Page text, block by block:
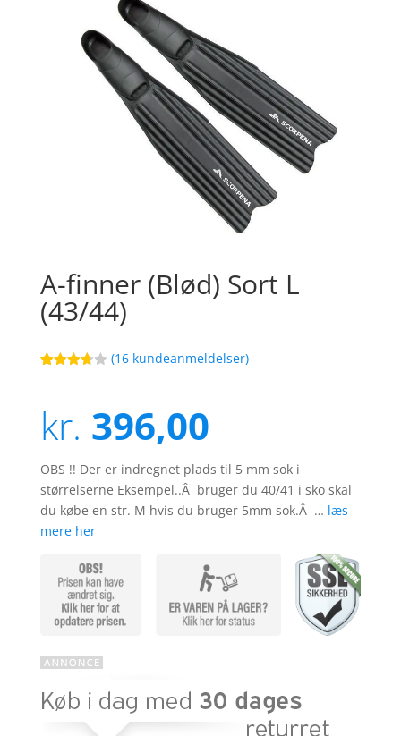
A-finner (Blød) Sort L
(43/44)
af 5
baseret
på
ømmels
er
(16 kundeanmeldelser)
kr. 396,00
OBS !! Der er indregnet plads til 5 mm sok i
størrelserne Eksempel..Â bruger du 40/41 i sko skal
du købe en str. M hvis du bruger 5mm sok.Â … læs
mere her